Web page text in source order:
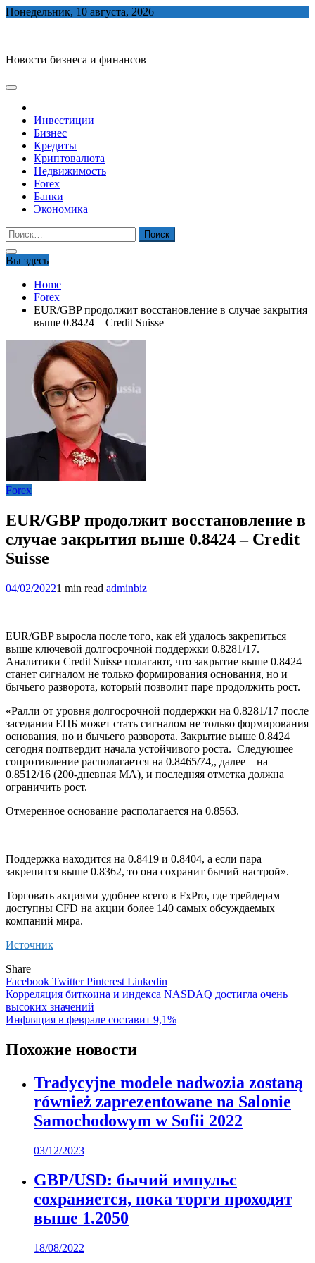
Skip
Понедельник, 10 августа, 2026
Новости бизнеса и финансов
Инвестиции
Бизнес
Кредиты
Криптовалюта
Недвижимость
Forex
Банки
Экономика
Найти:
Вы здесь
Home
Forex
EUR/GBP продолжит восстановление в случае закрытия
выше 0.8424 – Credit Suisse
Forex
EUR/GBP продолжит восстановление в
случае закрытия выше 0.8424 – Credit
Suisse
04/02/20221 min read adminbiz
EUR/GBP выросла после того, как ей удалось закрепиться
выше ключевой долгосрочной поддержки 0.8281/17.
Аналитики Credit Suisse полагают, что закрытие выше 0.8424
станет сигналом не только формирования основания, но и
бычьего разворота, который позволит паре продолжить рост.
«Ралли от уровня долгосрочной поддержки на 0.8281/17 после
заседания ЕЦБ может стать сигналом не только формирования
основания, но и бычьего разворота. Закрытие выше 0.8424
сегодня подтвердит начала устойчивого роста. Следующее
сопротивление располагается на 0.8465/74,, далее – на
0.8512/16 (200-дневная МА), и последняя отметка должна
ограничить рост.
Отмеренное основание располагается на 0.8563.
Поддержка находится на 0.8419 и 0.8404, а если пара
закрепится выше 0.8362, то она сохранит бычий настрой».
Торговать акциями удобнее всего в FxPro, где трейдерам
доступны CFD на акции более 140 самых обсуждаемых
компаний мира.
Источник
Share
Facebook TwitterPinterest Linkedin
Навигация
по
Корреляция биткоина и индекса NASDAQ достигла очень
высоких значений
Инфляция в феврале составит 9,1%
Похожие новости
Tradycyjne modele nadwozia zostaną
również zaprezentowane na Salonie
Samochodowym w Sofii 2022
03/12/2023
GBP/USD: бычий импульс
сохраняется, пока торги проходят
выше 1.2050
18/08/2022